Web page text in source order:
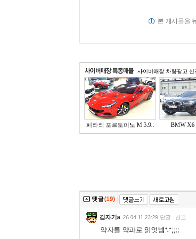
본 게시물을
사이버매장 차량광고 신
페라리 포르토피노 M 3.9.. BMW X6
댓글(19)
김자기a 26.04.11 23:29 답글 신고
약자를 약과로 읽엇넴*.*;;;;